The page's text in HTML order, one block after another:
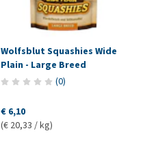
Wolfsblut Squashies Wide
Plain - Large Breed
(0)
€ 6,10
(€ 20,33 / kg)